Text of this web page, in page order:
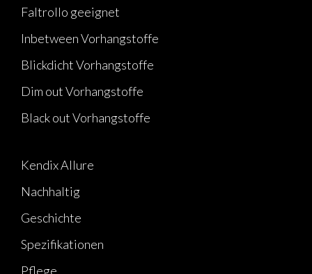
Faltrollo geeignet
Inbetween Vorhangstoffe
Blickdicht Vorhangstoffe
Dim out Vorhangstoffe
Black out Vorhangstoffe
Kendix Allure
Nachhaltig
Geschichte
Spezifikationen
Pflege